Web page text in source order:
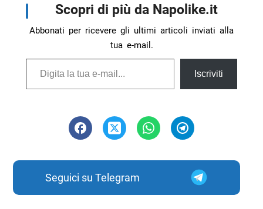
Scopri di più da Napolike.it
Abbonati per ricevere gli ultimi articoli inviati alla
tua e-mail.
Digita la tua e-mail...
Iscriviti
Seguici su Telegram